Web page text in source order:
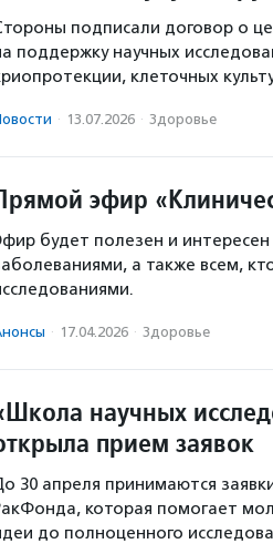
подписали договор о
поддержку научных
клеточных
· 13.07.2026 · Здоровье
эфир
будет полезен и
а также всем,
· 17.04.2026 · Здоровье
научных
прием заявок
30 апреля принимаются
которая помогает
до полноценного